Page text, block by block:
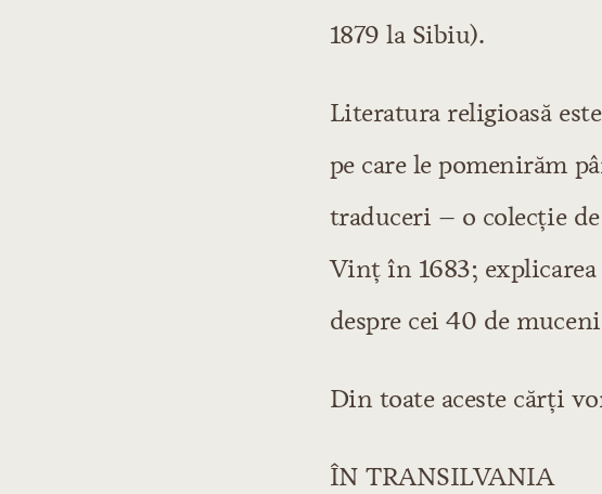
1879 la Sibiu).
Literatura religioasă
pe care le pomenirăm
traduceri – o colecţie
Vinţ în 1683;
despre cei 40 de
Din toate aceste cărţi
ÎN TRANSILVANIA